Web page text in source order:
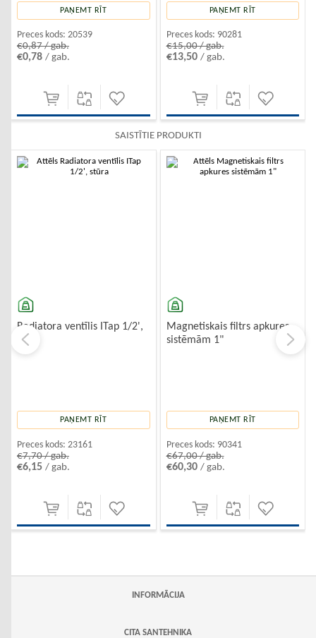
PAŅEMT RĪT
Preces kods: 20539
€0,87 / gab.
€0,78 / gab.
PAŅEMT RĪT
Preces kods: 90281
€15,00 / gab.
€13,50 / gab.
SAISTĪTIE PRODUKTI
Radiatora ventīlis ITap 1/2',
stūra
PAŅEMT RĪT
Preces kods: 23161
€7,70 / gab.
€6,15 / gab.
Magnetiskais filtrs apkures
sistēmām 1"
PAŅEMT RĪT
Preces kods: 90341
€67,00 / gab.
€60,30 / gab.
INFORMĀCIJA
CITA SANTEHNIKA